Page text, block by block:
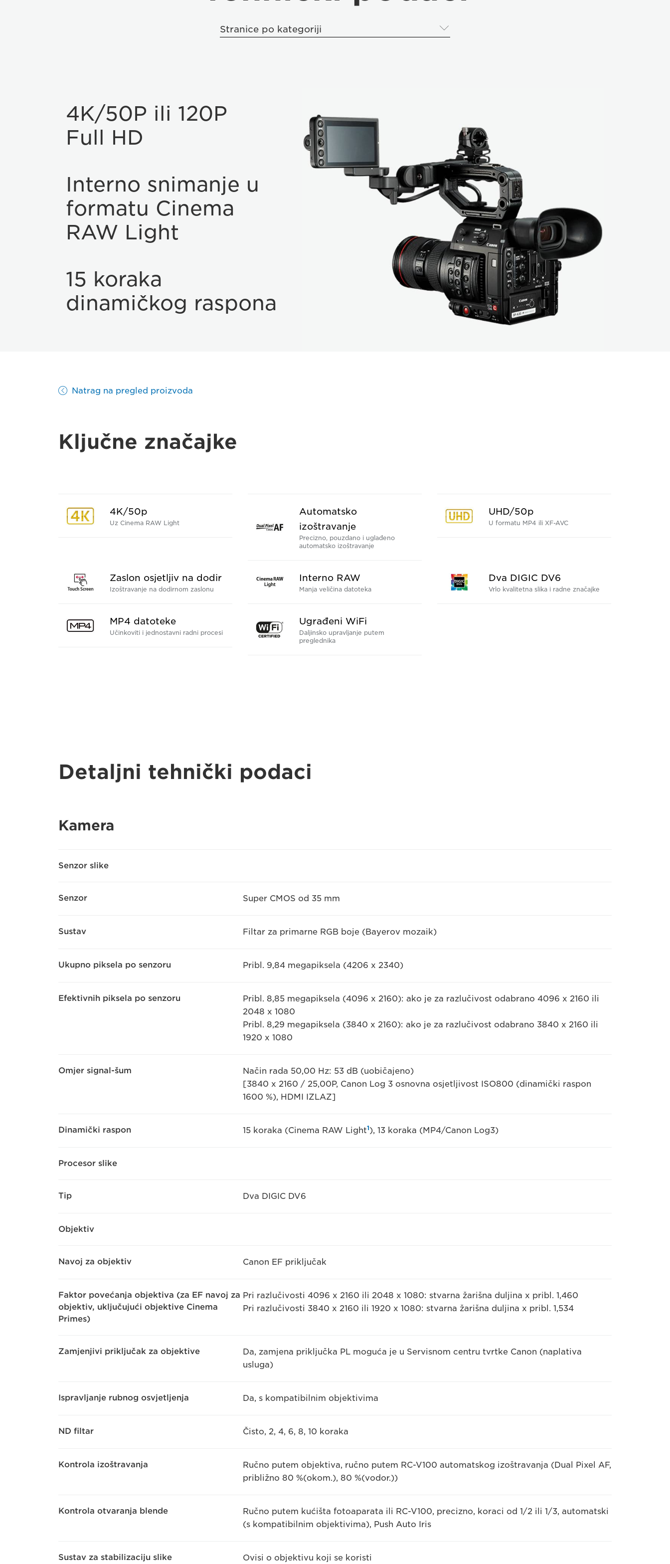
Stranice po kategoriji
4K/50P ili 120P
Full HD
Interno snimanje u
formatu Cinema
RAW Light
15 koraka
dinamičkog raspona
Natrag na pregled proizvoda
Ključne značajke
4K/50p
Uz Cinema RAW Light
Automatsko
izoštravanje
Precizno, pouzdano i uglađeno
automatsko izoštravanje
UHD/50p
U formatu MP4 ili XF-AVC
Zaslon osjetljiv na dodir
Izoštravanje na dodirnom zaslonu
Interno RAW
Manja veličina datoteka
Dva DIGIC DV6
Vrlo kvalitetna slika i radne značajke
MP4 datoteke
Učinkoviti i jednostavni radni procesi
Ugrađeni WiFi
Daljinsko upravljanje putem
preglednika
Detaljni tehnički podaci
Kamera
Senzor slike
Senzor Super CMOS od 35 mm
Sustav Filtar za primarne RGB boje (Bayerov mozaik)
Ukupno piksela po senzoru Pribl. 9,84 megapiksela (4206 x 2340)
Efektivnih piksela po senzoru
Pribl. 8,85 megapiksela (4096 x 2160): ako je za razlučivost odabrano 4096 x 2160 ili
2048 x 1080
Pribl. 8,29 megapiksela (3840 x 2160): ako je za razlučivost odabrano 3840 x 2160 ili
1920 x 1080
Omjer signal-šum
Način rada 50,00 Hz: 53 dB (uobičajeno)
[3840 x 2160 / 25,00P, Canon Log 3 osnovna osjetljivost ISO800 (dinamički raspon
1600 %), HDMI IZLAZ]
Dinamički raspon 15 koraka (Cinema RAW Light1), 13 koraka (MP4/Canon Log3)
Procesor slike
Tip Dva DIGIC DV6
Objektiv
Navoj za objektiv Canon EF priključak
Faktor povećanja objektiva (za EF navoj za
objektiv, uključujući objektive Cinema
Primes)
Pri razlučivosti 4096 x 2160 ili 2048 x 1080: stvarna žarišna duljina x pribl. 1,460
Pri razlučivosti 3840 x 2160 ili 1920 x 1080: stvarna žarišna duljina x pribl. 1,534
Zamjenjivi priključak za objektive
Da, zamjena priključka PL moguća je u Servisnom centru tvrtke Canon (naplativa
usluga)
Ispravljanje rubnog osvjetljenja Da, s kompatibilnim objektivima
ND filtar Čisto, 2, 4, 6, 8, 10 koraka
Kontrola izoštravanja
Ručno putem objektiva, ručno putem RC-V100 automatskog izoštravanja (Dual Pixel AF,
približno 80 %(okom.), 80 %(vodor.))
Kontrola otvaranja blende
Ručno putem kućišta fotoaparata ili RC-V100, precizno, koraci od 1/2 ili 1/3, automatski
(s kompatibilnim objektivima), Push Auto Iris
Sustav za stabilizaciju slike Ovisi o objektivu koji se koristi